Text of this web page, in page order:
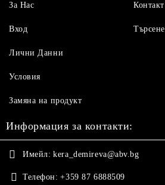
За Нас
Вход
Контакт
Търсене
Лични Данни
Условия
Замяна на продукт
Информация за контакти:
Имейл: kera_demireva@abv.bg
Телефон: +359 87 6888509